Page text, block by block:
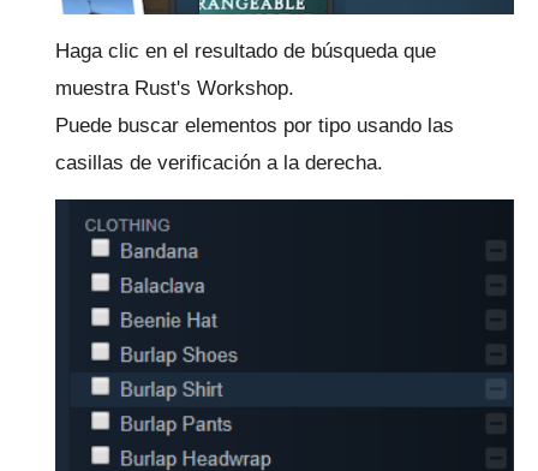
Haga clic en el resultado de búsqueda que
muestra Rust's Workshop.
Puede buscar elementos por tipo usando las
casillas de verificación a la derecha.